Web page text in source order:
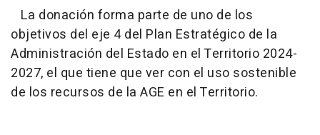
La donación forma parte de uno de los
objetivos del eje 4 del Plan Estratégico de la
Administración del Estado en el Territorio 2024-
2027, el que tiene que ver con el uso sostenible
de los recursos de la AGE en el Territorio.